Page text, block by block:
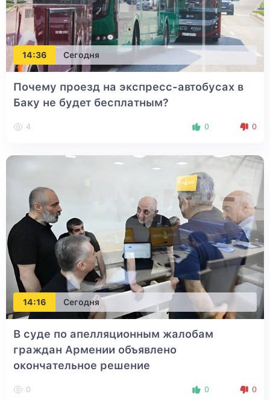
14:36 Сегодня
Почему проезд на экспресс-автобусах в
Баку не будет бесплатным?
4 0 0
14:16 Сегодня
В суде по апелляционным жалобам
граждан Армении объявлено
окончательное решение
0 0 0